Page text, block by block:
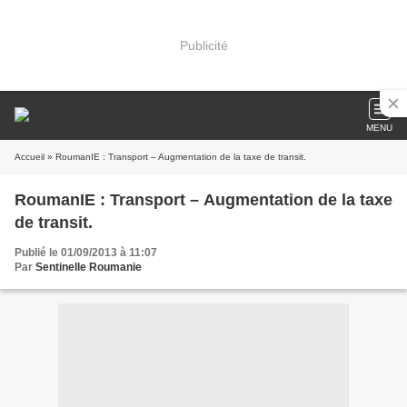
Publicité
MENU
Accueil » RoumanIE : Transport – Augmentation de la taxe de transit.
RoumanIE : Transport – Augmentation de la taxe
de transit.
Publié le 01/09/2013 à 11:07
Par Sentinelle Roumanie